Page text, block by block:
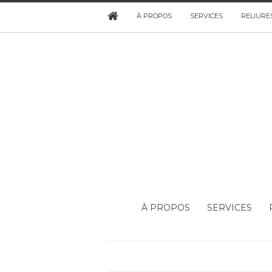
À PROPOS SERVICES
À PROPOS SERVICES